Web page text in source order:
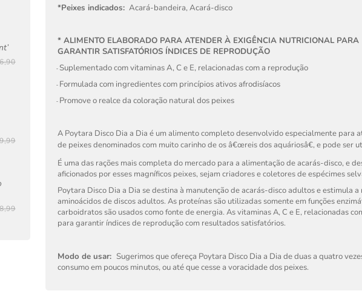
*Peixes indicados: Acará-bandeira, Acará-disco
* ALIMENTO ELABORADO PARA ATENDER À EXIGÊNCIA NUTRICIONAL
GARANTIR SATISFATÓRIOS ÍNDICES DE REPRODUÇÃO
- Suplementado com vitaminas A, C e E, relacionadas com a reprodução
- Formulada com ingredientes com princípios ativos afrodisíacos
- Promove o realce da coloração natural dos peixes
A Poytara Disco Dia a Dia é um alimento completo desenvolvido especialmente para
de peixes denominados com muito carinho de os â€œreis dos aquáriosâ€, e pode ser
É uma das rações mais completa do mercado para a alimentação de acarás-disco, e
aficionados por esses magníficos peixes, sejam criadores e coletores de espécimes
Poytara Disco Dia a Dia se destina à manutenção de acarás-disco adultos e estimula
aminoácidos de discos adultos. As proteínas são utilizadas somente em funções
carboidratos são usados como fonte de energia. As vitaminas A, C e E, relacionadas
para garantir índices de reprodução com resultados satisfatórios.
Modo de usar: Sugerimos que ofereça Poytara Disco Dia a Dia de duas a quatro
consumo em poucos minutos, ou até que cesse a voracidade dos peixes.